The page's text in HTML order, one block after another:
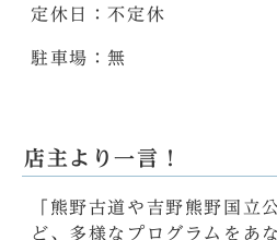
定休日：不定休
駐車場：無
店主より一言！
「熊野古道や吉野熊野国立
ど、多様なプログラムをあ